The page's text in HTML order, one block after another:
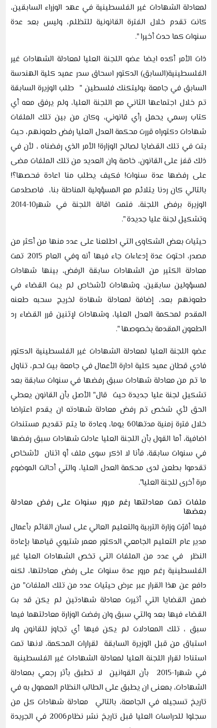
لمعادلة الشهادات غير الفلسطينية في عهد الوزراء السابقين،
كانت تقدم خلال الفترة القانونية للتظلم، وليس بعد عدة
سنوات كما حدث أخيرا ".
ذات الأمر أكده ايضا عضو اللجنة العليا لمعادلة الشهادات غير
الفلسطينية(السابق) الدكتور اسحاق سدر عميد كلية الهندسة
السابق في جامعة بوليتكنك فلسطين " طلب الوزيرة السابقة
تم خلال اجتماعها الثاني مع اللجنة العليا، ولم يرفق معه أي
كتاب رسمي يحمل رأي قانوني، وكان من بين تلك الملفات
شهادات دكتوراه قررت محكمة العدل العليا رفض طعونهم، حيث
بتت في تلك القضايا لصالح الوزارة! الأمر الذي رفضناه ، لأن في
ذلك قفز على القانون، خاصة وان العديد من تلك الملفات مضى
على رفضها عدة سنوات! فكيف يطلب منا اعادة فحصها؟!
بالتالي كان ردنا يتلائم مع المسؤولية المناطة بنا، فاصطدمت
الوزيرة برفض اللجنة، فتمت اقالة اللجنة في شهر10-2014
وتشكيل لجنة عليا جديدة ".
حيثيات بعض الشكاوى التي اطلعنا على عدد منها من أكثر من
مصدر، احتوت عدة إدعاءات جاء فيها أنه وفي العام 2015 تمت
معادلة الكثير من الشهادات سابقة الرفض، بينها شهادات
لمسؤولين سابقين، وشهادات لأشخاص لم يبت القضاء في
طعونهم بعد، إضافة لمعادلة شهادة لخريج سحبه طعنه
المقدم لمحكمة العدل العليا، وشهادات لإثنين قرر القضاء رد
الطعون المقدمة بخصوصها ".
عضو اللجنة العليا لمعادلة الشهادات غير الفلسطينية الدكتور
فادي قطان عميد كلية ادارة الأعمال في جامعة بيت لحم، تناول
ما تم من معادلة شهادات سبق رفضها في سنوات سابقة بعد
تشكيل لجنة عليا جديدة حيث قال" الأصل بأن القانون يعطي
الحق لأي شخص تم رفض معادلة شهادته ان يقدم اعتراضا
خلال فترة زمنية مدتها60 يوما، وعادة ما يتم تقديم مستندات
اضافية، أما القول بأن اللجنة العليا عادلت شهادات سبق رفضها
في سنوات سابقة، فأنا لا اذكر سوى ملف أو اثنان لأشخاص
تقدموا بطعن لدى محكمة العدل العليا، والتي أحالت الموضوع
مرة أخرى للجنة العليا".
ملفات تمت معادلتها رغم مرور سنوات على رفض معادلة
بعضها
فيما أقرّت وزارة التربية والتعليم العالي على لسان القائم بأعمال
مدير عام التعليم الجامعي الدكتور معمر شتيوي قيامها بإعادة
النظر في عدد من الملفات التي تخص الشهادات العليا غير
الفلسطينية رغم مرور عدة سنوات على رفض معادلتها، لكنه
دافع عن هذا القرار عبر عرض حيثيات عدد من تلك الملفات" من
ضمن القضايا التي أثيرت معادلة شهادتين لم يكن قد بت
القضاء فيها بعد والتي سبق وان رفضت الوزارة معادلتهما فيما
سبق ، تلك المعادلات لم يكن فيها أي تجاوز للقانون ولا
استباق من قبل الوزيرة السابقة لقرارات المحكمة، لانها تمت
استنادا لقرار اللجنة العليا لمعادلة الشهادات غير الفلسطينية
في شهر1-2015 بأن القوانين لا تطبق بأثر رجعي بمعادلة
الشهادات، بمعنى ان يطبق على الطالب النظام المعمول به في
تاريخ تسجيله في الجامعة، بالتالي معادلة شهادات كل من
سجلوا للدراسات العليا قبل تاريخ نشر نظام2006 في الجريدة